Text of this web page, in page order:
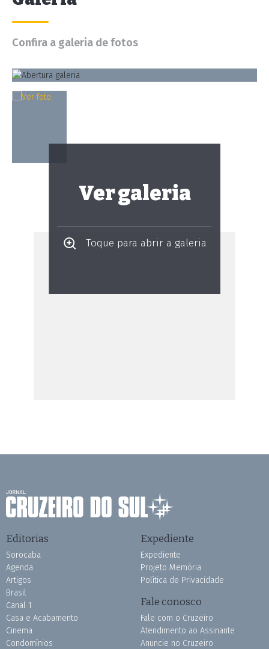
Confira a galeria de fotos
Ver galeria
Toque para abrir a galeria
Editorias
Sorocaba
Agenda
Artigos
Brasil
Canal 1
Casa e Acabamento
Cinema
Condomínios
Expediente
Expediente
Projeto Memória
Política de Privacidade
Fale conosco
Fale com o Cruzeiro
Atendimento ao Assinante
Anuncie no Cruzeiro